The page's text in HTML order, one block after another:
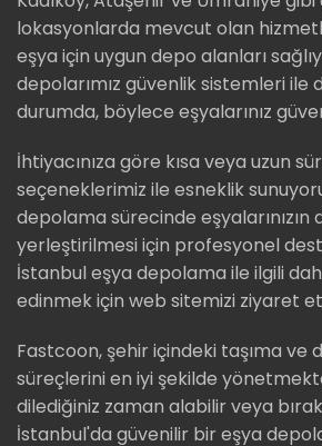
lokasyonlarda mevcut olan
eşya için uygun depo alanları
depolarımız güvenlik sistemleri ile
durumda, böylece eşyalarınız
İhtiyacınıza göre kısa veya uzun
seçeneklerimiz ile esneklik
depolama sürecinde eşyalarınızın
yerleştirilmesi için profesyonel
İstanbul eşya depolama ile ilgili
edinmek için web sitemizi ziyaret
Fastcoon, şehir içindeki taşıma ve
süreçlerini en iyi şekilde
dilediğiniz zaman alabilir veya
İstanbul'da güvenilir bir eşya